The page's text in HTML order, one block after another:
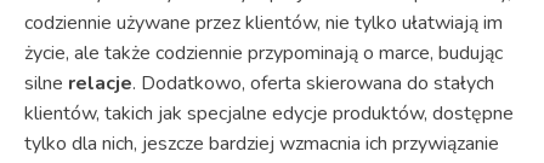
codziennie używane przez klientów, nie tylko ułatwiają im
życie, ale także codziennie przypominają o marce, budując
silne relacje. Dodatkowo, oferta skierowana do stałych
klientów, takich jak specjalne edycje produktów, dostępne
tylko dla nich, jeszcze bardziej wzmacnia ich przywiązanie